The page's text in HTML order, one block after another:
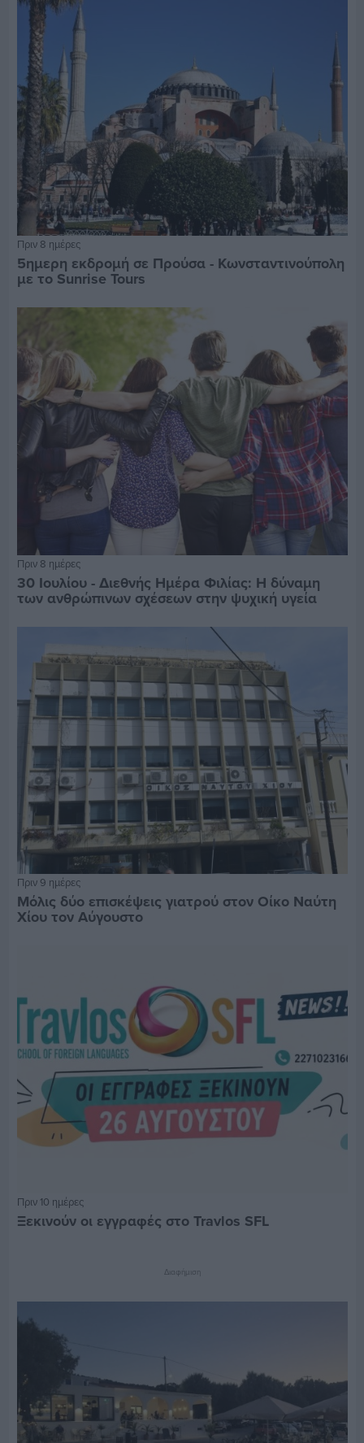
Πριν 8 ημέρες
5ημερη εκδρομή σε Προύσα - Κωνσταντινούπολη
με το Sunrise Tours
Πριν 8 ημέρες
30 Ιουλίου - Διεθνής Ημέρα Φιλίας: Η δύναμη
των ανθρώπινων σχέσεων στην ψυχική υγεία
Πριν 9 ημέρες
Μόλις δύο επισκέψεις γιατρού στον Οίκο Ναύτη
Χίου τον Αύγουστο
Πριν 10 ημέρες
Ξεκινούν οι εγγραφές στο Travlos SFL
Διαφήμιση